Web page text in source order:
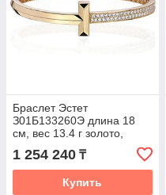
Браслет Эстет
З01Б133260Э длина 18
см, вес 13.4 г золото,
плетение отсутствует
1 254 240 ₸
Купить